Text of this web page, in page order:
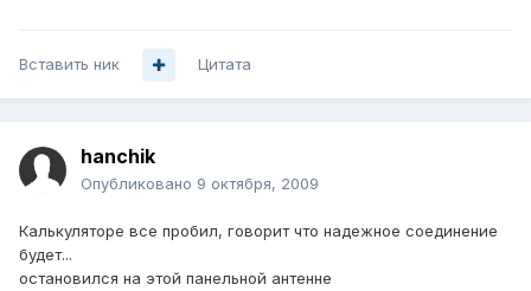
Вставить ник Цитата
hanchik
Опубликовано 9 октября, 2009
Калькуляторе все пробил, говорит что надежное соединение
будет...
остановился на этой панельной антенне